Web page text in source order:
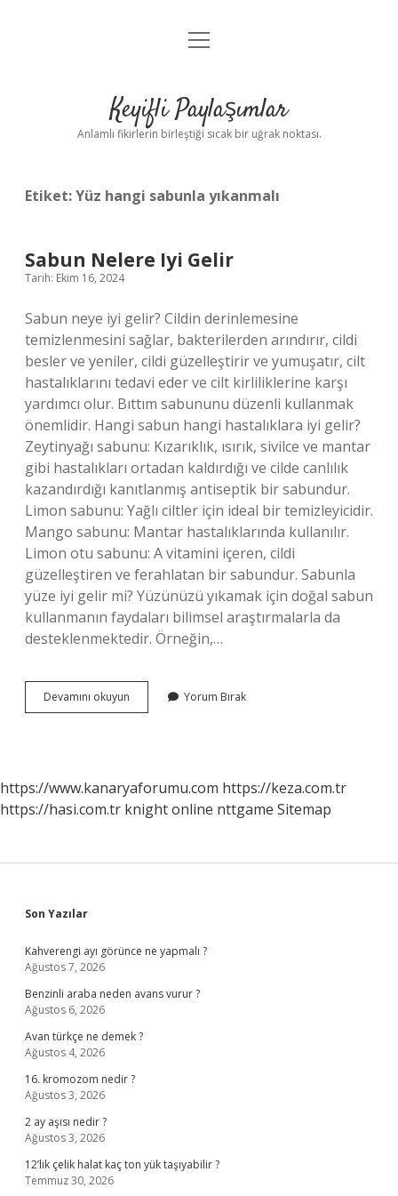
Anasayfa
Yasal Uyarı
menüyü
Keyifli Paylaşımlar
Anlamlı fikirlerin birleştiği sıcak bir uğrak noktası.
Etiket:Yüz hangi sabunla yıkanmalı
Sabun Nelere Iyi Gelir
Tarih: Ekim 16, 2024
Sabun neye iyi gelir? Cildin derinlemesine
temizlenmesini sağlar, bakterilerden arındırır, cildi
besler ve yeniler, cildi güzelleştirir ve yumuşatır, cilt
hastalıklarını tedavi eder ve cilt kirliliklerine karşı
yardımcı olur. Bıttım sabununu düzenli kullanmak
önemlidir. Hangi sabun hangi hastalıklara iyi gelir?
Zeytinyağı sabunu: Kızarıklık, ısırık, sivilce ve mantar
gibi hastalıkları ortadan kaldırdığı ve cilde canlılık
kazandırdığı kanıtlanmış antiseptik bir sabundur.
Limon sabunu: Yağlı ciltler için ideal bir temizleyicidir.
Mango sabunu: Mantar hastalıklarında kullanılır.
Limon otu sabunu: A vitamini içeren, cildi
güzelleştiren ve ferahlatan bir sabundur. Sabunla
yüze iyi gelir mi? Yüzünüzü yıkamak için doğal sabun
kullanmanın faydaları bilimsel araştırmalarla da
desteklenmektedir. Örneğin,…
Devamını okuyun
Nelere
Yorum Bırak
https://www.kanaryaforumu.com https://keza.com.tr
https://hasi.com.tr knight online nttgame Sitemap
Sidebar
Son Yazılar
Kahverengi ayı görünce ne yapmalı ?
Ağustos 7, 2026
Benzinli araba neden avans vurur ?
Ağustos 6, 2026
Avan türkçe ne demek ?
Ağustos 4, 2026
16. kromozom nedir ?
Ağustos 3, 2026
2 ay aşısı nedir ?
Ağustos 3, 2026
12’lik çelik halat kaç ton yük taşıyabilir ?
Temmuz 30, 2026